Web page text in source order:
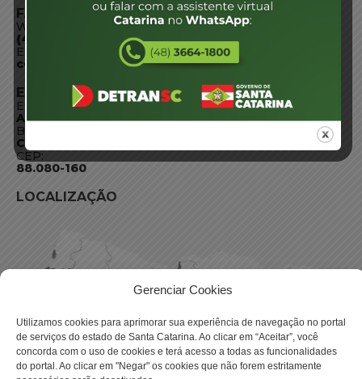
Gerenciar Cookies
Utilizamos cookies para aprimorar sua experiência de navegação no portal
de serviços do estado de Santa Catarina. Ao clicar em “Aceitar”, você
concorda com o uso de cookies e terá acesso a todas as funcionalidades
do portal. Ao clicar em "Negar" os cookies que não forem estritamente
FALE CONOSCO
WhatsApp:
(48) 3664-1800
E-mail:
centraldeinformacoes@detran.sc.gov.br
ENDEREÇO
Endereço:
Av. Almirante Tamandaré - 480
Bairro:
Coqueiros, Florianópolis SC
CEP:
88.080-160
LOCALIZAÇÃO